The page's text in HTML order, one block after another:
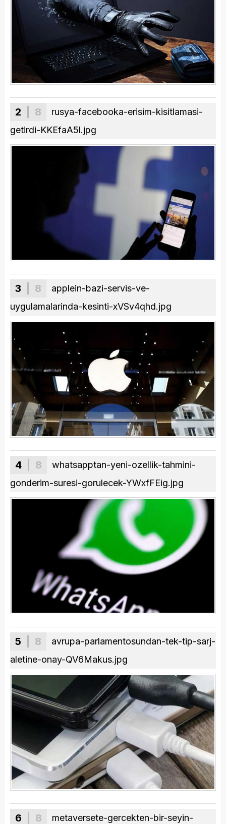
2 | 8
rusya-facebooka-erisim-kisitlamasi-
getirdi-KKEfaA5l.jpg
3 | 8
applein-bazi-servis-ve-
uygulamalarinda-kesinti-xVSv4qhd.jpg
4 | 8
whatsapptan-yeni-ozellik-tahmini-
gonderim-suresi-gorulecek-YWxfFEig.jpg
5 | 8
avrupa-parlamentosundan-tek-tip-sarj-
aletine-onay-QV6Makus.jpg
6 | 8 metaversete-gercekten-bir-seyin-